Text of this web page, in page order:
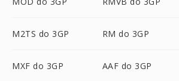
M2TS do 3GP RM do 3GP
MXF do 3GP AAF do 3GP